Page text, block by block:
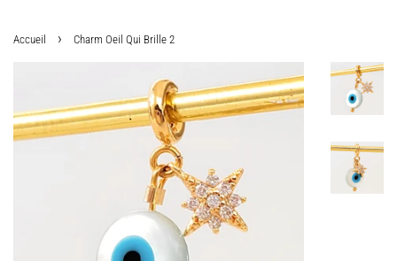
Accueil › Charm Oeil Qui Brille 2